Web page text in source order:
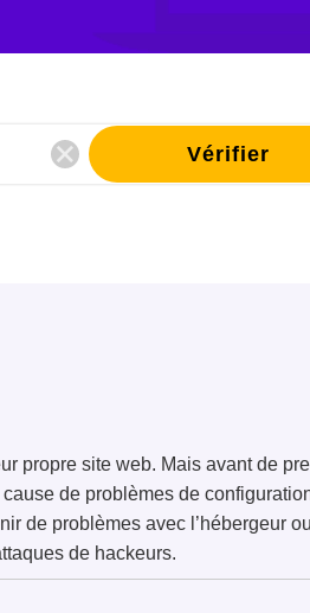
propre site web. Mais avant de
de problèmes de
de problèmes avec l’hébergeur
de hackeurs.